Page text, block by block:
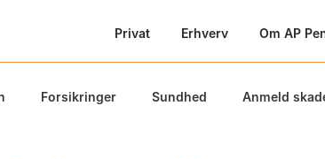
Privat Erhverv Om AP
Forsikringer Sundhed Anmeld